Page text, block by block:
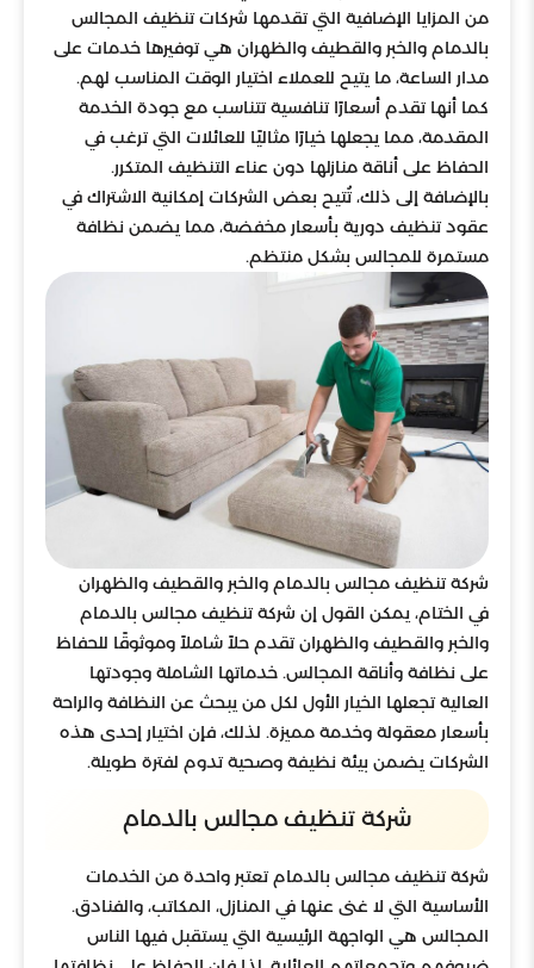
من المزايا الإضافية التي تقدمها شركات تنظيف المجالس
بالدمام والخبر والقطيف والظهران هي توفيرها خدمات على
مدار الساعة، ما يتيح للعملاء اختيار الوقت المناسب لهم.
كما أنها تقدم أسعارًا تنافسية تتناسب مع جودة الخدمة
المقدمة، مما يجعلها خيارًا مثاليًا للعائلات التي ترغب في
الحفاظ على أناقة منازلها دون عناء التنظيف المتكرر.
بالإضافة إلى ذلك، تُتيح بعض الشركات إمكانية الاشتراك في
عقود تنظيف دورية بأسعار مخفضة، مما يضمن نظافة
مستمرة للمجالس بشكل منتظم.
شركة تنظيف مجالس بالدمام والخبر والقطيف والظهران
في الختام، يمكن القول إن شركة تنظيف مجالس بالدمام
والخبر والقطيف والظهران تقدم حلاً شاملاً وموثوقًا للحفاظ
على نظافة وأناقة المجالس. خدماتها الشاملة وجودتها
العالية تجعلها الخيار الأول لكل من يبحث عن النظافة والراحة
بأسعار معقولة وخدمة مميزة. لذلك، فإن اختيار إحدى هذه
الشركات يضمن بيئة نظيفة وصحية تدوم لفترة طويلة.
شركة تنظيف مجالس بالدمام
شركة تنظيف مجالس بالدمام تعتبر واحدة من الخدمات
الأساسية التي لا غنى عنها في المنازل، المكاتب، والفنادق.
المجالس هي الواجهة الرئيسية التي يستقبل فيها الناس